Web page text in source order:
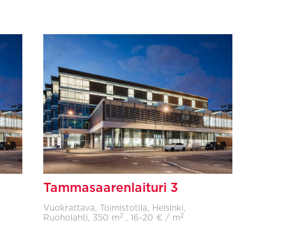
Tammasaarenlaituri 3
Vuokrattava, Toimistotila, Helsinki,
Ruoholahti,
350 m2, 16-20 € / m2